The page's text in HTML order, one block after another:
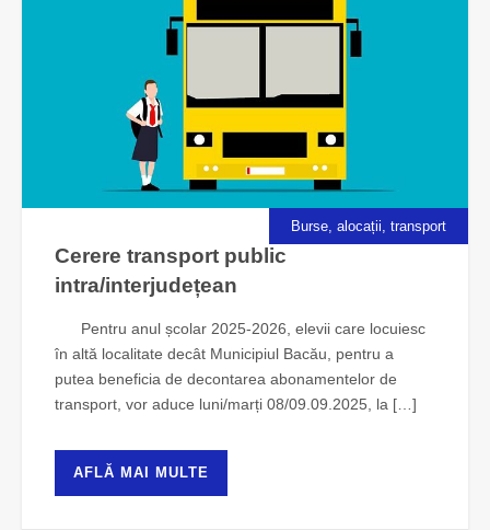
Burse, alocații, transport
Cerere transport public
intra/interjudețean
Pentru anul școlar 2025-2026, elevii care locuiesc
în altă localitate decât Municipiul Bacău, pentru a
putea beneficia de decontarea abonamentelor de
transport, vor aduce luni/marți 08/09.09.2025, la […]
AFLĂ MAI MULTE